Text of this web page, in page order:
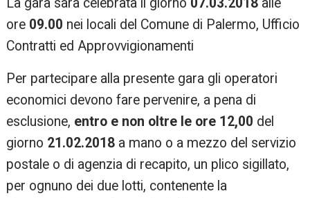
ore 09.00 nei locali del Comune di Palermo, Ufficio
Contratti ed Approvvigionamenti
Per partecipare alla presente gara gli operatori
economici devono fare pervenire, a pena di
esclusione, entro e non oltre le ore 12,00 del
giorno 21.02.2018 a mano o a mezzo del servizio
postale o di agenzia di recapito, un plico sigillato,
per ognuno dei due lotti, contenente la